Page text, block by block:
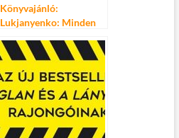
Könyvajánló:
Lukjanyenko: Minden